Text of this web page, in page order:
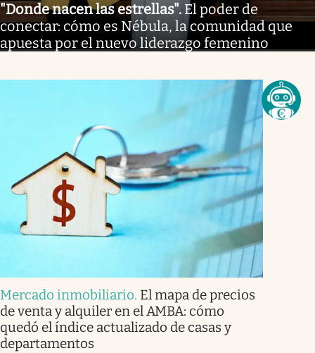
"Donde nacen las estrellas". El poder de
conectar: cómo es Nébula, la comunidad que
apuesta por el nuevo liderazgo femenino
Mercado inmobiliario. El mapa de precios
de venta y alquiler en el AMBA: cómo
quedó el índice actualizado de casas y
departamentos